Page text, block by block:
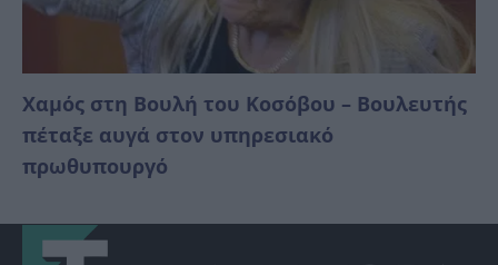
Χαμός στη Βουλή του Κοσόβου – Βουλευτής
πέταξε αυγά στον υπηρεσιακό
πρωθυπουργό